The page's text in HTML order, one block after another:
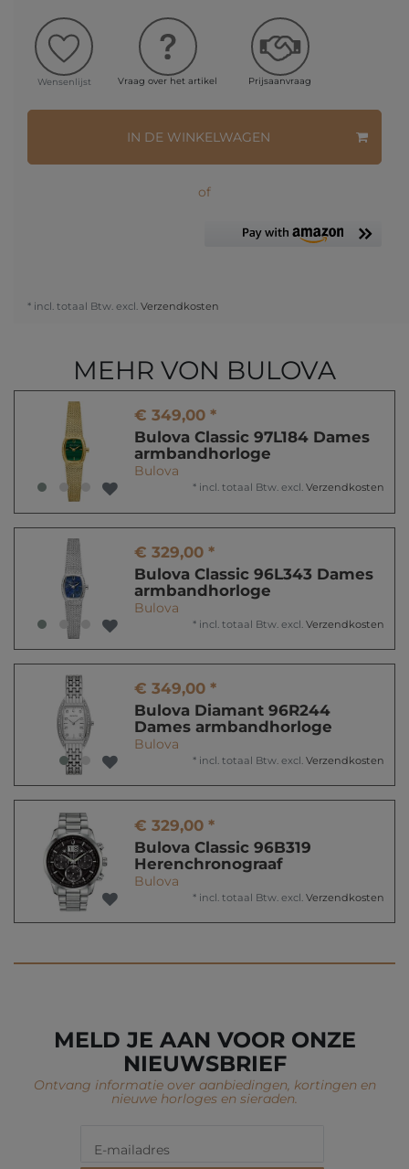
Wensenlijst Vraag over het artikel Prijsaanvraag
IN DE WINKELWAGEN
of
* incl. totaal Btw. excl. Verzendkosten
MEHR VON BULOVA
€ 349,00 *
Bulova Classic 97L184 Dames
armbandhorloge
Bulova
* incl. totaal Btw. excl. Verzendkosten
€ 329,00 *
Bulova Classic 96L343 Dames
armbandhorloge
Bulova
* incl. totaal Btw. excl. Verzendkosten
€ 349,00 *
Bulova Diamant 96R244
Dames armbandhorloge
Bulova
* incl. totaal Btw. excl. Verzendkosten
€ 329,00 *
Bulova Classic 96B319
Herenchronograaf
Bulova
* incl. totaal Btw. excl. Verzendkosten
MELD JE AAN VOOR ONZE
NIEUWSBRIEF
Ontvang informatie over aanbiedingen, kortingen en
nieuwe horloges en sieraden.